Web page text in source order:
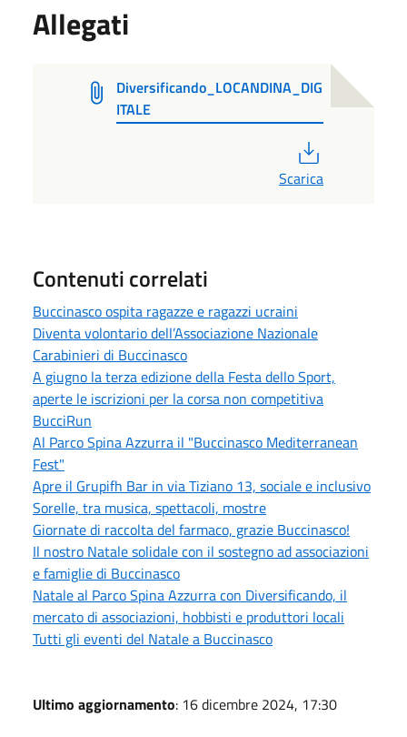
Allegati
Diversificando_LOCANDINA_DIG
ITALE
Scarica
Contenuti correlati
Buccinasco ospita ragazze e ragazzi ucraini
Diventa volontario dell’Associazione Nazionale
Carabinieri di Buccinasco
A giugno la terza edizione della Festa dello Sport,
aperte le iscrizioni per la corsa non competitiva
BucciRun
Al Parco Spina Azzurra il "Buccinasco Mediterranean
Fest"
Apre il Grupifh Bar in via Tiziano 13, sociale e inclusivo
Sorelle, tra musica, spettacoli, mostre
Giornate di raccolta del farmaco, grazie Buccinasco!
Il nostro Natale solidale con il sostegno ad associazioni
e famiglie di Buccinasco
Natale al Parco Spina Azzurra con Diversificando, il
mercato di associazioni, hobbisti e produttori locali
Tutti gli eventi del Natale a Buccinasco
Ultimo aggiornamento: 16 dicembre 2024, 17:30